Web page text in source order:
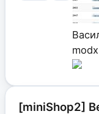
[miniShop2]